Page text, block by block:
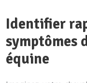
Identifier
symptômes
équine